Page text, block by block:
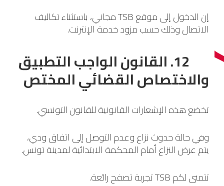
إن الدخول إلى موقع TSB مجاني، باستثناء تكاليف
الاتصال وذلك حسب مزود خدمة الإنترنت.
12. القانون الواجب التطبيق
والاختصاص القضائي المختص
تخضع هذه الإشعارات القانونية للقانون التونسي.
وفي حالة حدوث نزاع وعدم التوصل إلى اتفاق ودي،
يتم عرض النزاع أمام المحكمة الابتدائية لمدينة تونس.
تتمنى لكم TSB تجربة تصفح رائعة.